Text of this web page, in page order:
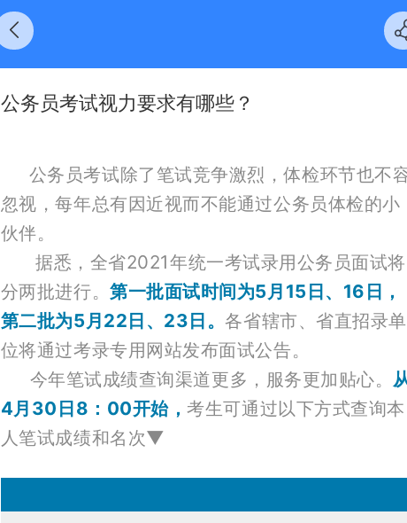
公务员考试视力要求有哪些？
公务员考试除了笔试竞争激烈，体检环节也不
忽视，每年总有因近视而不能通过公务员体检的小
伙伴。
据悉，全省2021年统一考试录用公务员面试将
分两批进行。第一批面试时间为5月15日、16日，
第二批为5月22日、23日。各省辖市、省直招录单
位将通过考录专用网站发布面试公告。
今年笔试成绩查询渠道更多，服务更加贴心。
4月30日8：00开始，考生可通过以下方式查询本
人笔试成绩和名次▼